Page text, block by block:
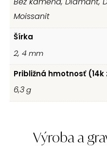
Moissanit
Šírka
2, 4mm
Približná hmotnosť
6,3g
Výroba a